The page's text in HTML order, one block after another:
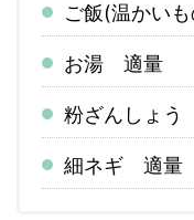
ご飯(温かい
お湯 適量
粉ざんしょ
細ネギ 適量